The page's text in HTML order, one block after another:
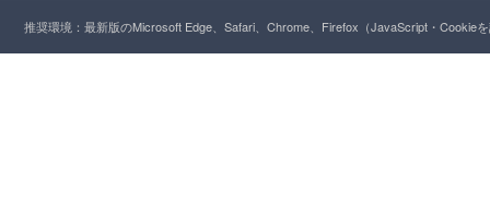
推奨環境：最新版のMicrosoft Edge、Safari、Chrome、Firefox（JavaScript・Cookie